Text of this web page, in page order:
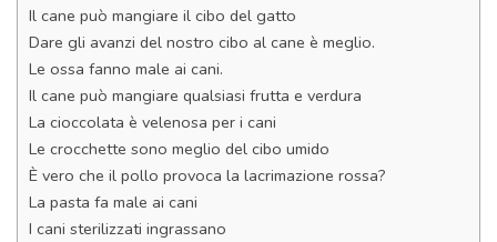
Il cane può mangiare il cibo del gatto
Dare gli avanzi del nostro cibo al cane è meglio.
Le ossa fanno male ai cani.
Il cane può mangiare qualsiasi frutta e verdura
La cioccolata è velenosa per i cani
Le crocchette sono meglio del cibo umido
È vero che il pollo provoca la lacrimazione rossa?
La pasta fa male ai cani
I cani sterilizzati ingrassano